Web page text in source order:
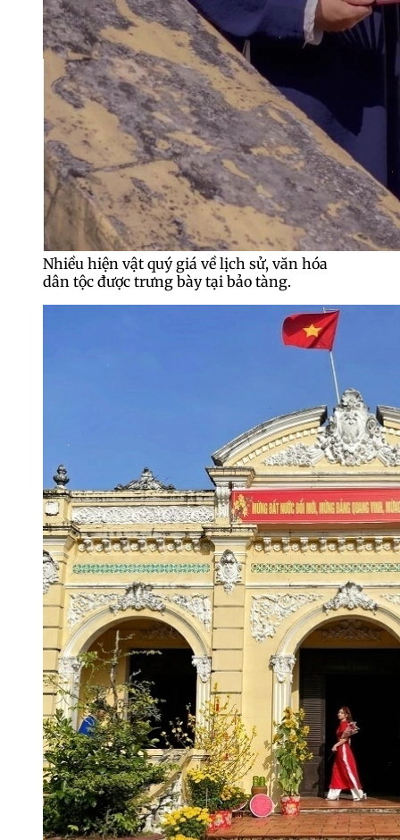
Nhiều hiện vật quý giá về lịch sử, văn hóa
dân tộc được trưng bày tại bảo tàng.